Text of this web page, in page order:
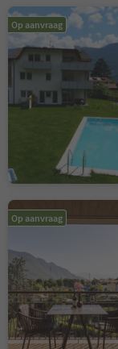
Op aanvraag
Op aanvraag